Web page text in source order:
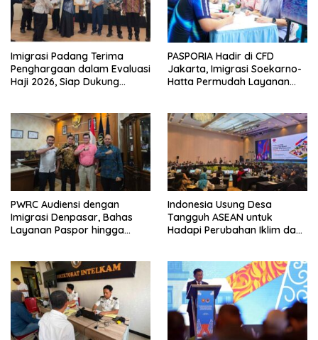
Imigrasi Padang Terima
Penghargaan dalam Evaluasi
Haji 2026, Siap Dukung
PASPORIA Hadir di CFD
Jakarta, Imigrasi Soekarno-
Hatta Permudah Layanan
PWRC Audiensi dengan
Imigrasi Denpasar, Bahas
Layanan Paspor hingga
Indonesia Usung Desa
Tangguh ASEAN untuk
Hadapi Perubahan Iklim dan